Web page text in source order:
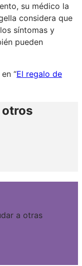
su médico la
considera que
síntomas y
pueden
“El regalo de
a otras